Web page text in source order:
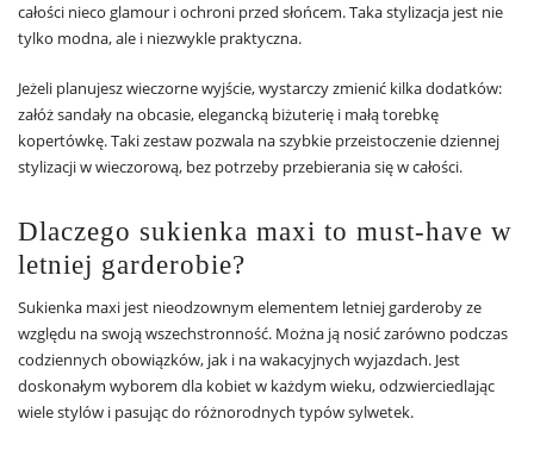
całości nieco glamour i ochroni przed słońcem. Taka stylizacja jest nie
tylko modna, ale i niezwykle praktyczna.
Jeżeli planujesz wieczorne wyjście, wystarczy zmienić kilka dodatków:
załóż sandały na obcasie, elegancką biżuterię i małą torebkę
kopertówkę. Taki zestaw pozwala na szybkie przeistoczenie dziennej
stylizacji w wieczorową, bez potrzeby przebierania się w całości.
Dlaczego sukienka maxi to must-have w
letniej garderobie?
Sukienka maxi jest nieodzownym elementem letniej garderoby ze
względu na swoją wszechstronność. Można ją nosić zarówno podczas
codziennych obowiązków, jak i na wakacyjnych wyjazdach. Jest
doskonałym wyborem dla kobiet w każdym wieku, odzwierciedlając
wiele stylów i pasując do różnorodnych typów sylwetek.